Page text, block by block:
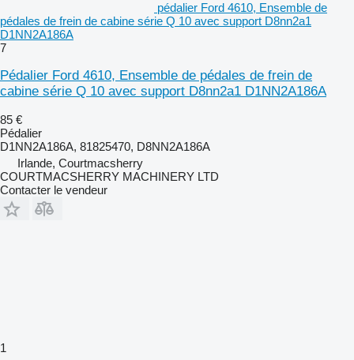
pédalier Ford 4610, Ensemble de
pédales de frein de cabine série Q 10 avec support D8nn2a1
D1NN2A186A
7
Pédalier Ford 4610, Ensemble de pédales de frein de
cabine série Q 10 avec support D8nn2a1 D1NN2A186A
85 €
Pédalier
D1NN2A186A, 81825470, D8NN2A186A
Irlande, Courtmacsherry
COURTMACSHERRY MACHINERY LTD
Contacter le vendeur
1